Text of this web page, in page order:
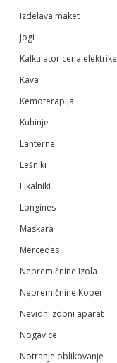
Izdelava maket
Jogi
Kalkulator cena elektrike
Kava
Kemoterapija
Kuhinje
Lanterne
Lešniki
Likalniki
Longines
Maskara
Mercedes
Nepremičnine Izola
Nepremičnine Koper
Nevidni zobni aparat
Nogavice
Notranje oblikovanje